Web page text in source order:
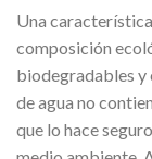
Una
composición
biodegradables y
de agua no
que lo hace